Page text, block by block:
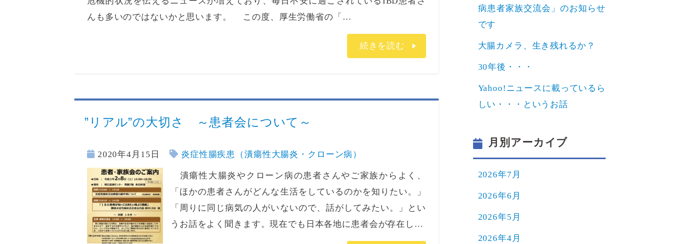
んも多いのではないかと思います。 この度、厚生労働省の「…
続きを読む
”リアル”の大切さ ～患者会について～
2020年4月15日 炎症性腸疾患（潰瘍性大腸炎・クローン病）
潰瘍性大腸炎やクローン病の患者さんやご家族からよく、
「ほかの患者さんがどんな生活をしているのかを知りたい。」
「周りに同じ病気の人がいないので、話がしてみたい。」とい
うお話をよく聞きます。現在でも日本各地に患者会が存在し…
病患者家族交流会」のお知らせ
です
大腸カメラ、生き残れるか？
30年後・・・
Yahoo!ニュースに載っているら
しい・・・というお話
月別アーカイブ
2026年7月
2026年6月
2026年5月
2026年4月